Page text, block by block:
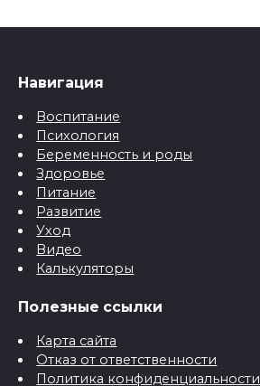
Навигация
Воспитание
Психология
Беременность и роды
Здоровье
Питание
Развитие
Уход
Видео
Калькуляторы
Полезные ссылки
Карта сайта
Отказ от ответственности
Политика конфиденциальности